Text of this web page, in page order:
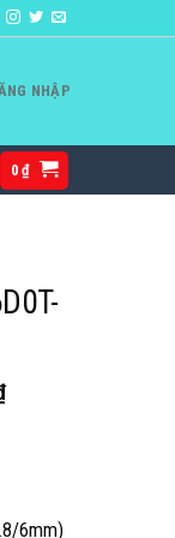
NHẬP
0₫
Giá
6mm)